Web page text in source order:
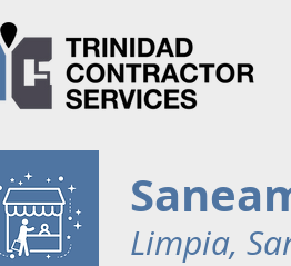
Limpia,